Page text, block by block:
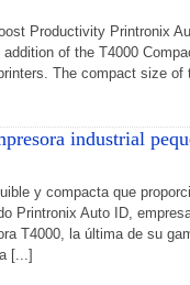
Productivity Printronix
of the T4000
The compact size
industrial
y compacta que
Printronix Auto ID,
T4000, la última de su
[...]